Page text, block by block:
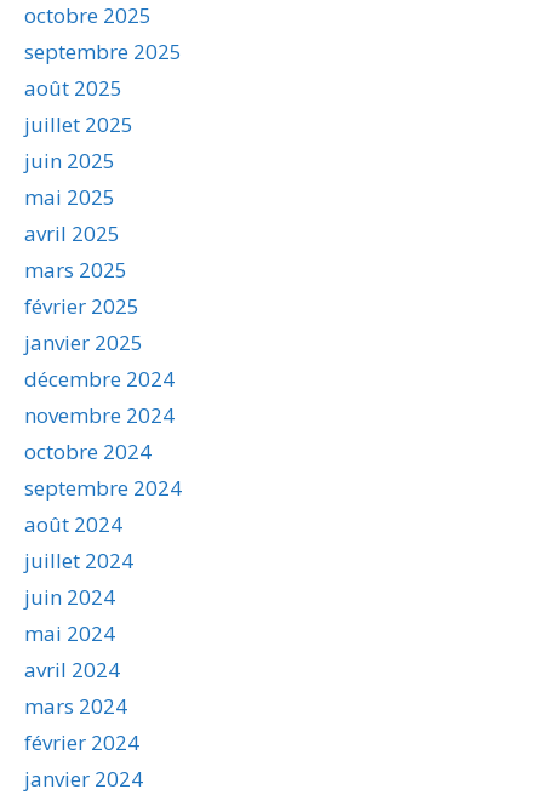
octobre 2025
septembre 2025
août 2025
juillet 2025
juin 2025
mai 2025
avril 2025
mars 2025
février 2025
janvier 2025
décembre 2024
novembre 2024
octobre 2024
septembre 2024
août 2024
juillet 2024
juin 2024
mai 2024
avril 2024
mars 2024
février 2024
janvier 2024